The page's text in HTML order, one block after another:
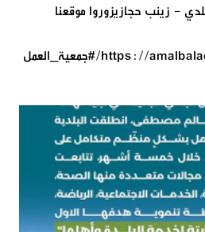
- زينب حجازيزوروا موقعنا
https://amalbaladi.org.lb/details/3028/#جمعية_العمل